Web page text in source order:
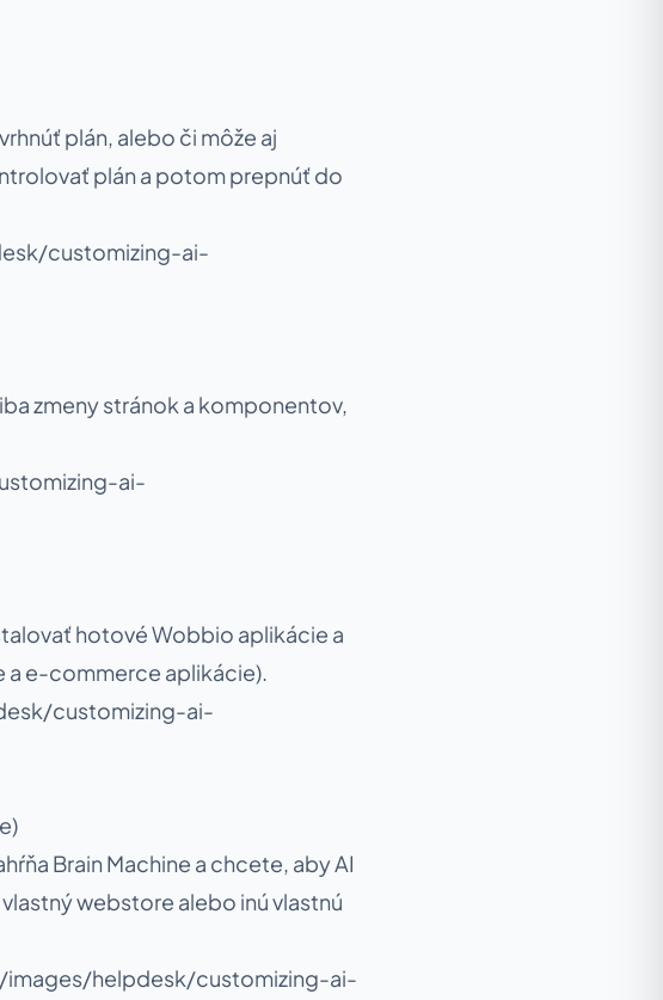
plán, alebo či môže aj
plán a potom prepnúť do
customizing-ai-
zmeny stránok a komponentov,
ai-
hotové Wobbio aplikácie a
a e-commerce aplikácie).
customizing-ai-
Brain Machine a chcete, aby AI
webstore alebo inú vlastnú
helpdesk/customizing-ai-